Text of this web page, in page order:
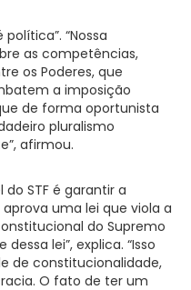
“Nossa
as competências,
os Poderes, que
a imposição
de forma oportunista
pluralismo
afirmou.
STF é garantir a
uma lei que viola a
do Supremo
lei”, explica. “Isso
de constitucionalidade,
O fato de ter um